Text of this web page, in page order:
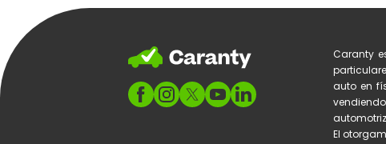
Caranty
auto en
El